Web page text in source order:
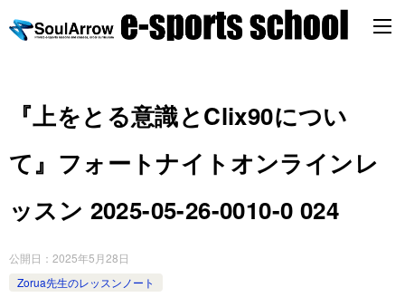
『上をとる意識とClix90につい
て』フォートナイトオンラインレ
ッスン 2025-05-26-0010-0 024
公開日： 2025年5月28日
Zorua先生のレッスンノート